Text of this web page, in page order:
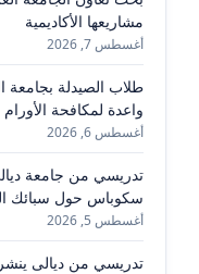
مشاريعها الأكاديمية
أغسطس 7, 2026
طلاب الصيدلة بجامعة
واعدة لمكافحة
أغسطس 6, 2026
تدريسي من جامعة
سكوباس حول سبائك
أغسطس 5, 2026
تدريسي من ديالى ينشر